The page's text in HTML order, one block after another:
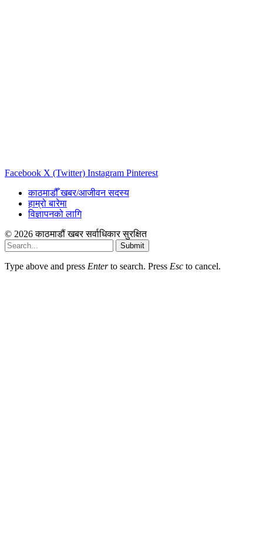
Facebook X (Twitter) Instagram Pinterest
काठमाडौँ खबर/आजीवन सदस्य
हाम्रो बारेमा
विज्ञापनको लागि
© 2026 काठमाडौं खबर सर्वाधिकार सुरक्षित
Submit
Type above and press Enterto search. Press Esc to cancel.